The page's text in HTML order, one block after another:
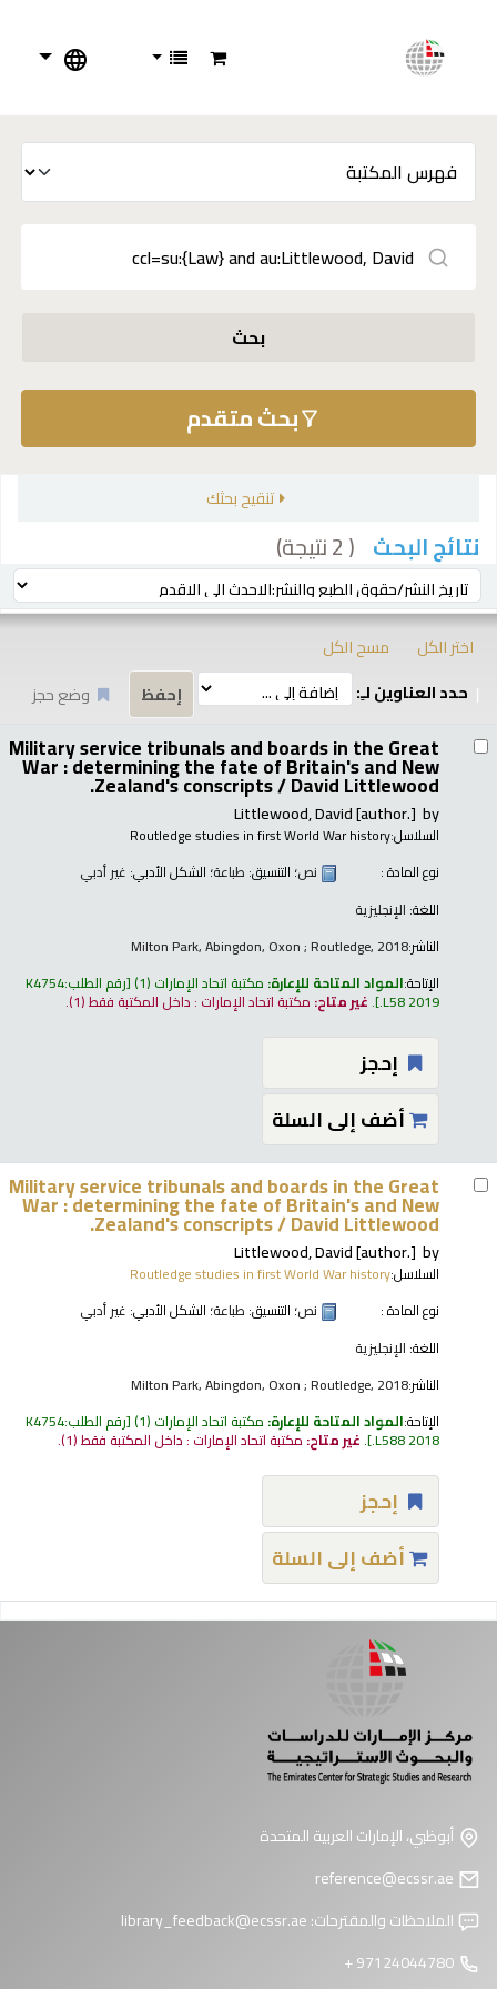
بحث
بحث متقدم
تنقيح بحثك
نتائج البحث ( 2 نتيجة)
ترتيب بواسطة:
اختر الكل
مسح الكل
حدد العناوين لـِ:
وضع حجز
Military service tribunals and boards in the Great
War : determining the fate of Britain's and New
Zealand's conscripts /David Littlewood.
by
Littlewood, David[author.]
السلاسل:Routledge studies in first World War history
نوع المادة :
نص؛ التنسيق: طباعة؛ الشكل الأدبي: غير أدبي
اللغة: الإنجليزية
الناشر:Milton Park, Abingdon, Oxon ; Routledge, 2018
الإتاحة:المواد المتاحة للإعارة: مكتبة اتحاد الإمارات (1) رقم الطلب:K4754
.L58 2019
.غير متاح: مكتبة اتحاد الإمارات : داخل المكتبة فقط(1).
إحجز
أضف إلى السلة
Military service tribunals and boards in the Great
War : determining the fate of Britain's and New
Zealand's conscripts /David Littlewood.
by
Littlewood, David[author.]
السلاسل:Routledge studies in first World War history
نوع المادة :
نص؛ التنسيق: طباعة؛ الشكل الأدبي: غير أدبي
اللغة: الإنجليزية
الناشر:Milton Park, Abingdon, Oxon ; Routledge, 2018
الإتاحة:المواد المتاحة للإعارة: مكتبة اتحاد الإمارات (1) رقم الطلب:K4754
.L588 2018
.غير متاح: مكتبة اتحاد الإمارات : داخل المكتبة فقط(1).
إحجز
أضف إلى السلة
أبوظبي، الإمارات العربية المتحدة
الملاحظات والمقترحات:library_feedback@ecssr.ae